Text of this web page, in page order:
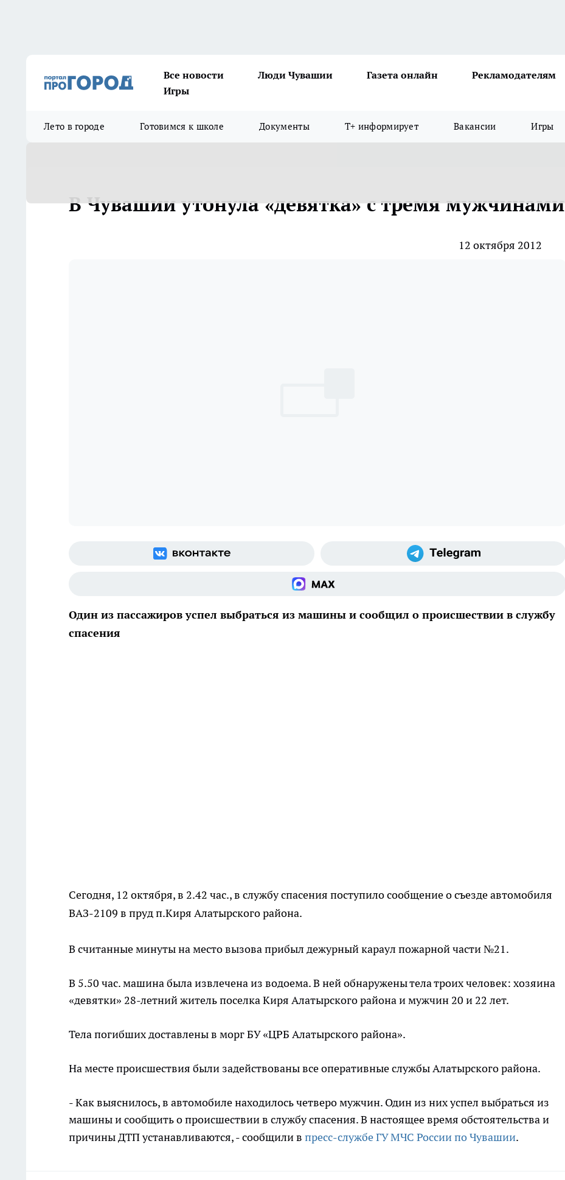
Все новости Люди Чувашии Газета онлайн
Рекламодателям
Игры
Лето в городе Готовимся к школе Документы Т+ информирует Вакансии Игры
В Чувашии утонула «девятка» с тремя мужчинами
12 октября 2012
Один из пассажиров успел выбраться из машины и сообщил о происшествии в службу
спасения
Сегодня, 12 октября, в 2.42 час., в службу спасения поступило сообщение о съезде автомобиля
ВАЗ-2109 в пруд п.Киря Алатырского района.
В считанные минуты на место вызова прибыл дежурный караул пожарной части №21.
В 5.50 час. машина была извлечена из водоема. В ней обнаружены тела троих человек: хозяина
«девятки» 28-летний житель поселка Киря Алатырского района и мужчин 20 и 22 лет.
Тела погибших доставлены в морг БУ «ЦРБ Алатырского района».
На месте происшествия были задействованы все оперативные службы Алатырского района.
- Как выяснилось, в автомобиле находилось четверо мужчин. Один из них успел выбраться из
машины и сообщить о происшествии в службу спасения. В настоящее время обстоятельства и
причины ДТП устанавливаются, - сообщили в пресс-службе ГУ МЧС России по Чувашии.